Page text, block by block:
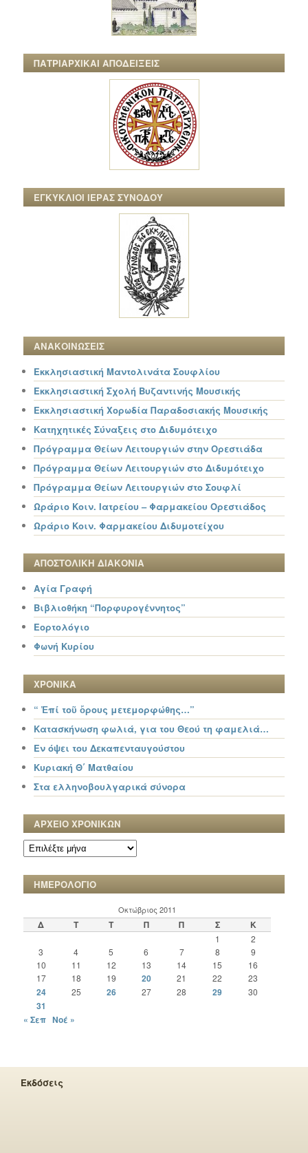
ΠΑΤΡΙΑΡΧΙΚΑΙ ΑΠΟΔΕΙΞΕΙΣ
ΕΓΚΥΚΛΙΟΙ ΙΕΡΑΣ ΣΥΝΟΔΟΥ
ΑΝΑΚΟΙΝΩΣΕΙΣ
Εκκλησιαστική Μαντολινάτα Σουφλίου
Εκκλησιαστική Σχολή Βυζαντινής Μουσικής
Εκκλησιαστική Χορωδία Παραδοσιακής Μουσικής
Κατηχητικές Σύναξεις στο Διδυμότειχο
Πρόγραμμα Θείων Λειτουργιών στην Ορεστιάδα
Πρόγραμμα Θείων Λειτουργιών στο Διδυμότειχο
Πρόγραμμα Θείων Λειτουργιών στο Σουφλί
Ωράριο Κοιν. Ιατρείου – Φαρμακείου Ορεστιάδος
Ωράριο Κοιν. Φαρμακείου Διδυμοτείχου
ΑΠΟΣΤΟΛΙΚΗ ΔΙΑΚΟΝΙΑ
Αγία Γραφή
Βιβλιοθήκη “Πορφυρογέννητος”
Εορτολόγιο
Φωνή Κυρίου
ΧΡΟΝΙΚΑ
“ Ἐπί τοῦ ὄρους μετεμορφώθης…”
Κατασκήνωση φωλιά, για του Θεού τη φαμελιά…
Εν όψει του Δεκαπενταυγούστου
Κυριακή Θ΄ Ματθαίου
Στα ελληνοβουλγαρικά σύνορα
ΑΡΧΕΙΟ ΧΡΟΝΙΚΩΝ
ΑΡΧΕΙΟ
ΧΡΟΝΙΚΩΝ
ΗΜΕΡΟΛΟΓΙΟ
Οκτώβριος 2011
Δ Τ Τ Π Π Σ Κ
1
2
3
4 5 6 7 8
9
10
11 12 13 14 15
16
17
18 19 20 21 22 23
24 25 26 27 28 29 30
31
« Σεπ Νοέ »
Εκδόσεις